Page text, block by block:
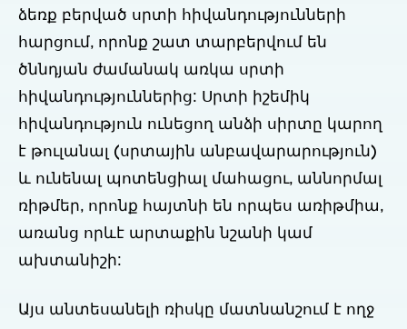
ձեռք բերված սրտի հիվանդությունների
հարցում, որոնք շատ տարբերվում են
ծննդյան ժամանակ առկա սրտի
հիվանդություններից: Սրտի իշեմիկ
հիվանդություն ունեցող անձի սիրտը կարող
է թուլանալ (սրտային անբավարարություն)
և ունենալ պոտենցիալ մահացու, աննորմալ
ռիթմեր, որոնք հայտնի են որպես առիթմիա,
առանց որևէ արտաքին նշանի կամ
ախտանիշի:
Այս անտեսանելի ռիսկը մատնանշում է ողջ